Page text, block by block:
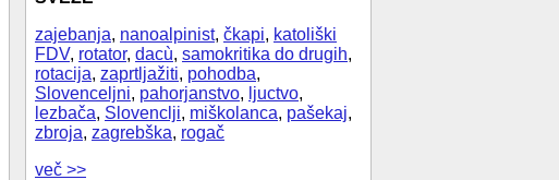
zajebanja, nanoalpinist, čkapi, katoliški
FDV, rotator, dacù, samokritika do drugih,
rotacija, zaprtljažiti, pohodba,
Slovenceljni, pahorjanstvo, ljuctvo,
lezbača, Slovenclji, miškolanca, pašekaj,
zbroja, zagrebška, rogač
več >>